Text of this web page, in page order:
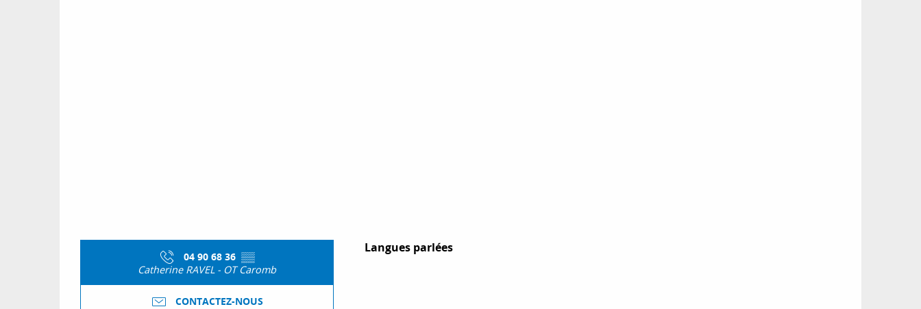
04 90 68 36 ▒▒
Catherine RAVEL - OT Caromb
CONTACTEZ-NOUS
Langues parlées
Langues parlées